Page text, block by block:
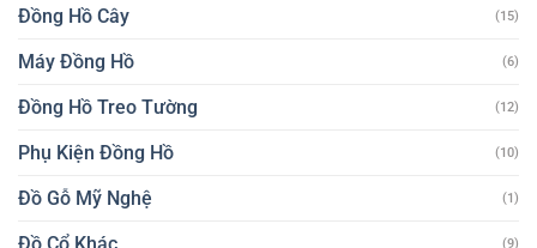
Đồng Hồ Cây (15)
Máy Đồng Hồ (6)
Đồng Hồ Treo Tường (12)
Phụ Kiện Đồng Hồ (10)
Đồ Gỗ Mỹ Nghệ (1)
Đồ Cổ Khác (9)